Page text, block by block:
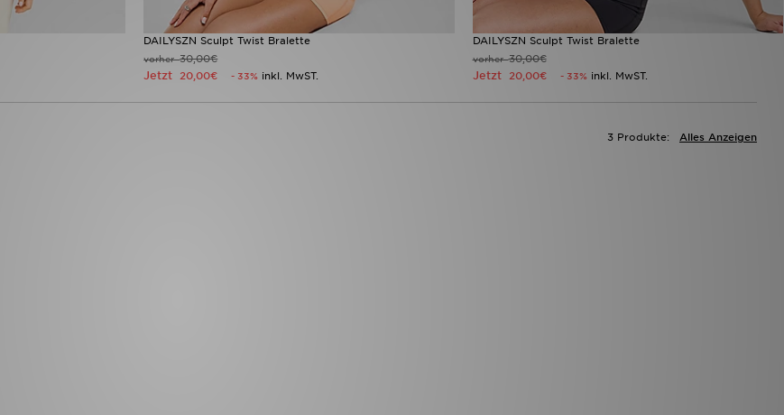
DAILYSZN Sculpt Twist Bralette
vorher30,00€
Jetzt20,00€ - 33% inkl. MwST.
DAILYSZN Sculpt Twist Bralette
vorher30,00€
Jetzt 20,00€ - 33% inkl. MwST.
Alles Anzeigen
3 Produkte: